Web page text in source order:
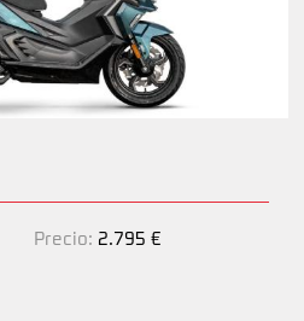
Precio: 2.795 €